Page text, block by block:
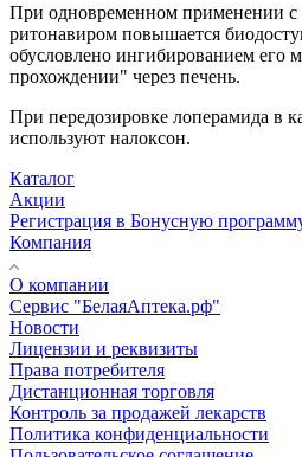
При одновременном применении с
ритонавиром повышается
обусловлено ингибированием его
прохождении" через печень.
При передозировке лоперамида в
используют налоксон.
Каталог
Акции
Регистрация в Бонусную
Компания
О компании
Сервис "БелаяАптека.рф"
Новости
Лицензии и реквизиты
Права потребителя
Дистанционная торговля
Контроль за продажей лекарств
Политика конфиденциальности